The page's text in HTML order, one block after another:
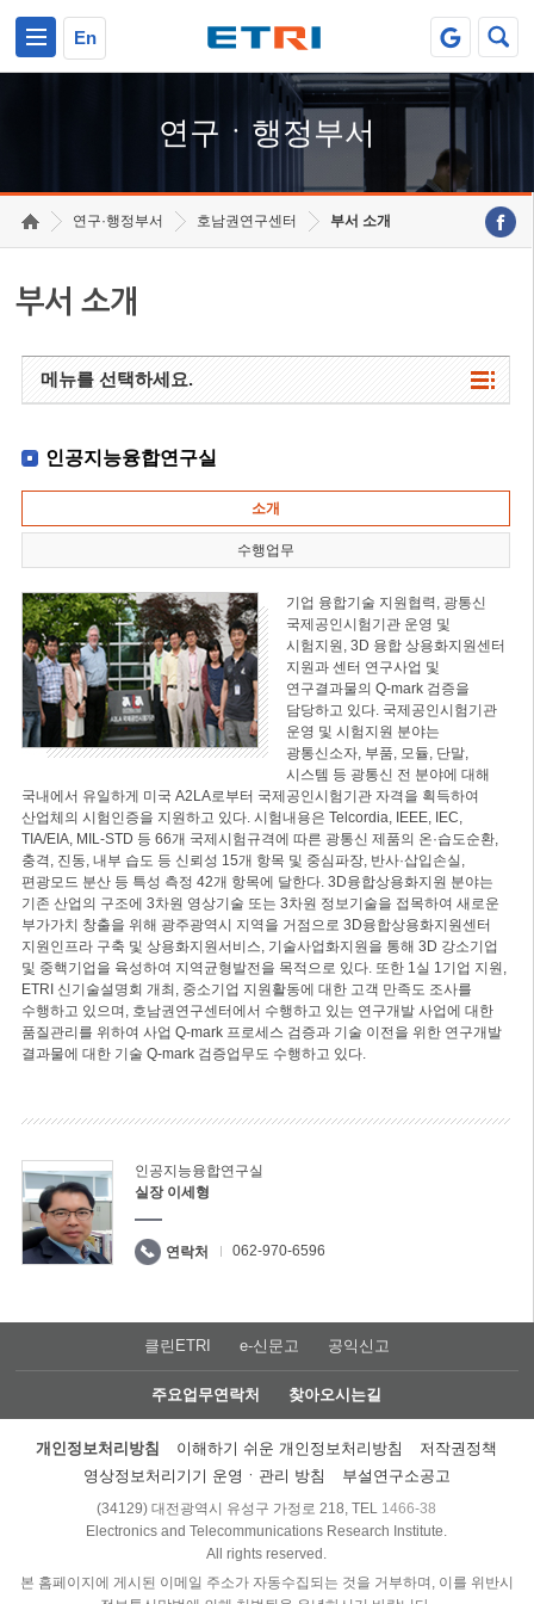
En
연구ㆍ행정부서
연구·행정부서 호남권연구센터 부서 소개
부서 소개
메뉴를 선택하세요.
인공지능융합연구실
소개
수행업무
기업 융합기술 지원협력, 광통신
국제공인시험기관 운영 및
시험지원, 3D 융합 상용화지원센터
지원과 센터 연구사업 및
연구결과물의 Q-mark 검증을
담당하고 있다. 국제공인시험기관
운영 및 시험지원 분야는
광통신소자, 부품, 모듈, 단말,
시스템 등 광통신 전 분야에 대해
국내에서 유일하게 미국 A2LA로부터 국제공인시험기관 자격을 획득하여
산업체의 시험인증을 지원하고 있다. 시험내용은 Telcordia, IEEE, IEC,
TIA/EIA, MIL-STD 등 66개 국제시험규격에 따른 광통신 제품의 온·습도순환,
충격, 진동, 내부 습도 등 신뢰성 15개 항목 및 중심파장, 반사·삽입손실,
편광모드 분산 등 특성 측정 42개 항목에 달한다. 3D융합상용화지원 분야는
기존 산업의 구조에 3차원 영상기술 또는 3차원 정보기술을 접목하여 새로운
부가가치 창출을 위해 광주광역시 지역을 거점으로 3D융합상용화지원센터
지원인프라 구축 및 상용화지원서비스, 기술사업화지원을 통해 3D 강소기업
및 중핵기업을 육성하여 지역균형발전을 목적으로 있다. 또한 1실 1기업 지원,
ETRI 신기술설명회 개최, 중소기업 지원활동에 대한 고객 만족도 조사를
수행하고 있으며, 호남권연구센터에서 수행하고 있는 연구개발 사업에 대한
품질관리를 위하여 사업 Q-mark 프로세스 검증과 기술 이전을 위한 연구개발
결과물에 대한 기술 Q-mark 검증업무도 수행하고 있다.
인공지능융합연구실
실장 이세형
연락처 062-970-6596
클린ETRI e-신문고 공익신고
주요업무연락처 찾아오시는길
개인정보처리방침 이해하기 쉬운 개인정보처리방침
저작권정책
영상정보처리기기 운영ㆍ관리 방침
부설연구소공고
(34129) 대전광역시 유성구 가정로 218, TEL 1466-38
Electronics and Telecommunications Research Institute.
All rights reserved.
본 홈페이지에 게시된 이메일 주소가 자동수집되는 것을 거부하며, 이를 위반시